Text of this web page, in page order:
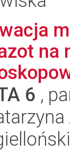
na
6 ,